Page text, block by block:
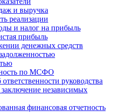
и выручка
реализации
и налог на прибыль
прибыль
денежных средств
по МСФО
руководства
заключение независимых
финансовая отчетность